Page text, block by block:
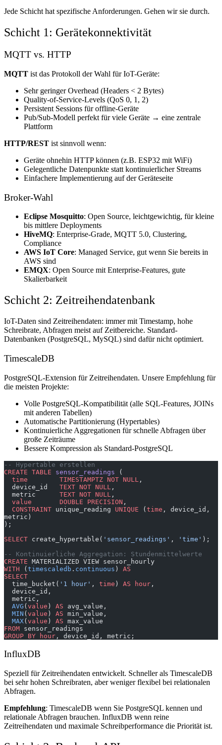
Jede Schicht hat spezifische Anforderungen. Gehen wir sie durch.
Schicht 1: Gerätekonnektivität
MQTT vs. HTTP
MQTT ist das Protokoll der Wahl für IoT-Geräte:
Sehr geringer Overhead (Headers < 2 Bytes)
Quality-of-Service-Levels (QoS 0, 1, 2)
Persistent Sessions für offline-Geräte
Pub/Sub-Modell perfekt für viele Geräte → eine zentrale
Plattform
HTTP/REST ist sinnvoll wenn:
Geräte ohnehin HTTP können (z.B. ESP32 mit WiFi)
Gelegentliche Datenpunkte statt kontinuierlicher Streams
Einfachere Implementierung auf der Geräteseite
Broker-Wahl
Eclipse Mosquitto: Open Source, leichtgewichtig, für kleine
bis mittlere Deployments
HiveMQ: Enterprise-Grade, MQTT 5.0, Clustering,
Compliance
AWS IoT Core: Managed Service, gut wenn Sie bereits in
AWS sind
EMQX: Open Source mit Enterprise-Features, gute
Skalierbarkeit
Schicht 2: Zeitreihendatenbank
IoT-Daten sind Zeitreihendaten: immer mit Timestamp, hohe
Schreibrate, Abfragen meist auf Zeitbereiche. Standard-
Datenbanken (PostgreSQL, MySQL) sind dafür nicht optimiert.
TimescaleDB
PostgreSQL-Extension für Zeitreihendaten. Unsere Empfehlung für
die meisten Projekte:
Volle PostgreSQL-Kompatibilität (alle SQL-Features, JOINs
mit anderen Tabellen)
Automatische Partitionierung (Hypertables)
Kontinuierliche Aggregationen für schnelle Abfragen über
große Zeiträume
Bessere Kompression als Standard-PostgreSQL
-- Hypertable erstellen
CREATE TABLE sensor_readings (
  time
        TIMESTAMPTZ
NOT NULL ,
  device_id
TEXT NOT NULL ,
  metric
TEXT NOT NULL ,
  value
       DOUBLE PRECISION
,
  CONSTRAINT
unique_reading UNIQUE (time , device_id,
metric)
);
SELECT create_hypertable( 'sensor_readings' , 'time' );
-- Kontinuierliche Aggregation: Stundenmittelwerte
CREATE MATERIALIZED VIEW sensor_hourly
WITH (timescaledb . continuous ) AS
SELECT
  time_bucket(
'1 hour' , time ) AS hour ,
  device_id,
  metric,
  AVG
(value ) AS avg_value,
  MIN
(value ) AS min_value,
  MAX
(value ) AS max_value
FROM sensor_readings
GROUP BY hour , device_id, metric;
InfluxDB
Speziell für Zeitreihendaten entwickelt. Schneller als TimescaleDB
bei sehr hohen Schreibraten, aber weniger flexibel bei relationalen
Abfragen.
Empfehlung: TimescaleDB wenn Sie PostgreSQL kennen und
relationale Abfragen brauchen. InfluxDB wenn reine
Zeitreihendaten und maximale Schreibperformance die Priorität ist.